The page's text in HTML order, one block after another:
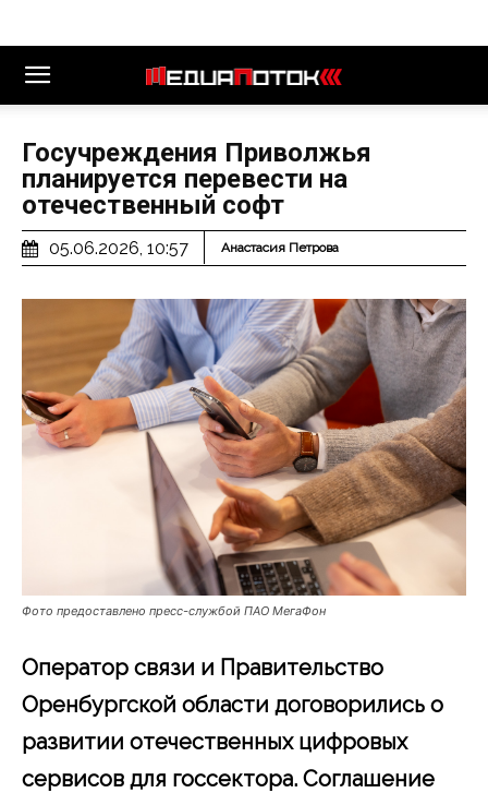
Госучреждения Приволжья
планируется перевести на
отечественный софт
05.06.2026, 10:57 Анастасия Петрова
Фото предоставлено пресс-службой ПАО МегаФон
Оператор связи и Правительство
Оренбургской области договорились о
развитии отечественных цифровых
сервисов для госсектора. Соглашение